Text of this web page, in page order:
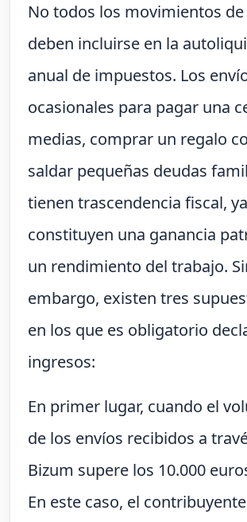
No todos los movimientos de
deben incluirse en la
anual de impuestos. Los
ocasionales para pagar una
medias, comprar un regalo
saldar pequeñas deudas
tienen trascendencia fiscal,
constituyen una ganancia
un rendimiento del trabajo.
embargo, existen tres
en los que es obligatorio
ingresos:
En primer lugar, cuando el
de los envíos recibidos a
Bizum supere los 10.000
En este caso, el